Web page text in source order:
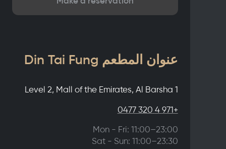
عنوان المطعم Din Tai Fung
Level 2, Mall of the Emirates, Al Barsha 1
+971 4 320 0477
Mon - Fri: 11:00–23:00
Sat - Sun: 11:00–23:30